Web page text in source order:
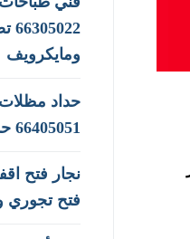
ومايكرويف
حداد
66405051 حداد هندي رخيص
فتح تجوري